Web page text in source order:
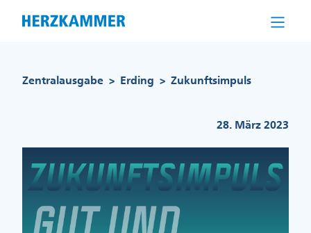
Zentralausgabe > Erding > Zukunftsimpuls
28. März 2023